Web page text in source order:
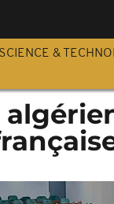
SCIENCE &